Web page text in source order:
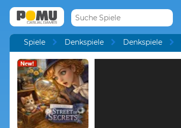
Spiele Denkspiele Denkspiele